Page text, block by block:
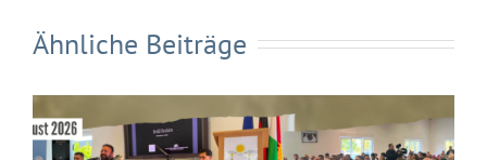
Ähnliche Beiträge